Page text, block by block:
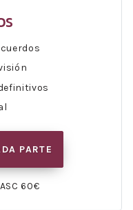
PARTE
60€